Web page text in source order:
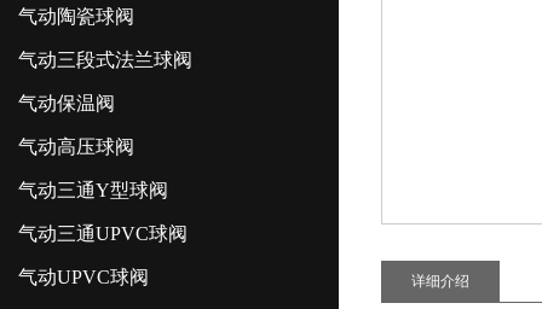
气动陶瓷球阀
气动三段式法兰球阀
气动保温阀
气动高压球阀
气动三通Y型球阀
气动三通UPVC球阀
气动UPVC球阀 详细介绍